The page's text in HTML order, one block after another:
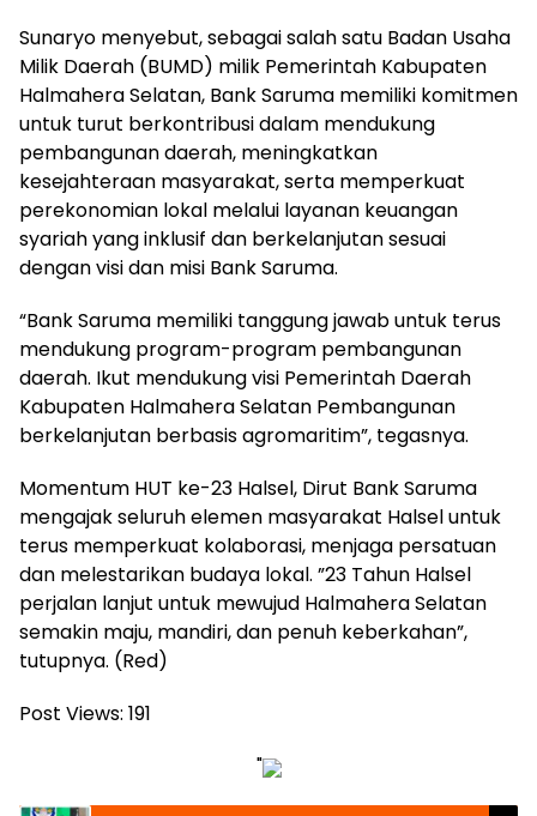
Sunaryo menyebut, sebagai salah satu Badan Usaha
Milik Daerah (BUMD) milik Pemerintah Kabupaten
Halmahera Selatan, Bank Saruma memiliki komitmen
untuk turut berkontribusi dalam mendukung
pembangunan daerah, meningkatkan
kesejahteraan masyarakat, serta memperkuat
perekonomian lokal melalui layanan keuangan
syariah yang inklusif dan berkelanjutan sesuai
dengan visi dan misi Bank Saruma.
“Bank Saruma memiliki tanggung jawab untuk terus
mendukung program-program pembangunan
daerah. Ikut mendukung visi Pemerintah Daerah
Kabupaten Halmahera Selatan Pembangunan
berkelanjutan berbasis agromaritim”, tegasnya.
Momentum HUT ke-23 Halsel, Dirut Bank Saruma
mengajak seluruh elemen masyarakat Halsel untuk
terus memperkuat kolaborasi, menjaga persatuan
dan melestarikan budaya lokal. ”23 Tahun Halsel
perjalan lanjut untuk mewujud Halmahera Selatan
semakin maju, mandiri, dan penuh keberkahan”,
tutupnya. (Red)
Post Views: 191
"